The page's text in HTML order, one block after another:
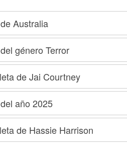
Australia
género Terror
de Jai Courtney
año 2025
de Hassie Harrison